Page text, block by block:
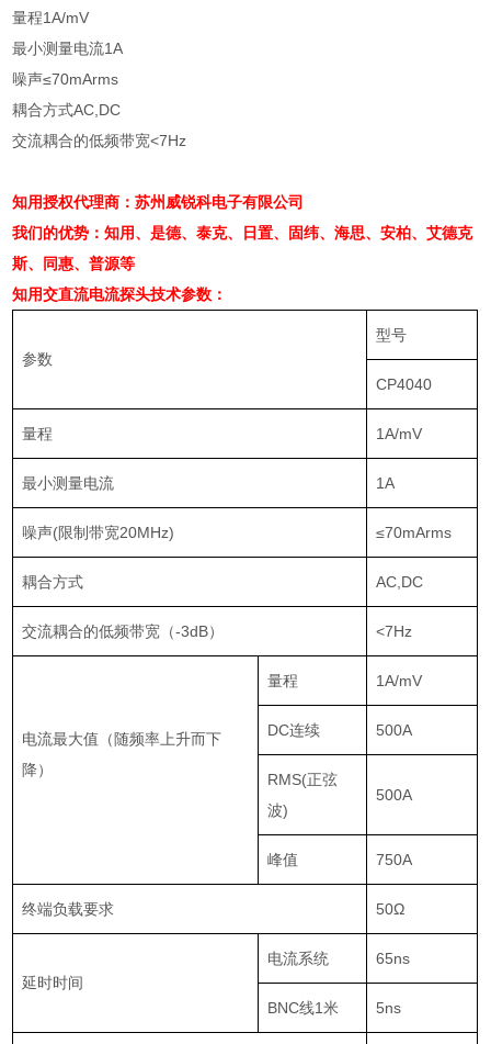
量程1A/mV
最小测量电流1A
噪声≤70mArms
耦合方式AC,DC
交流耦合的低频带宽<7Hz
知用授权代理商：苏州威锐科电子有限公司
我们的优势：知用、是德、泰克、日置、固纬、海思、安柏、艾德克
斯、同惠、普源等
知用交直流电流探头技术参数：
参数
型号
CP4040
量程 1A/mV
最小测量电流 1A
噪声(限制带宽20MHz) ≤70mArms
耦合方式 AC,DC
交流耦合的低频带宽（-3dB） <7Hz
电流最大值（随频率上升而下
降）
量程 1A/mV
DC连续 500A
RMS(正弦
波)
500A
峰值 750A
终端负载要求 50Ω
延时时间
电流系统 65ns
BNC线1米 5ns